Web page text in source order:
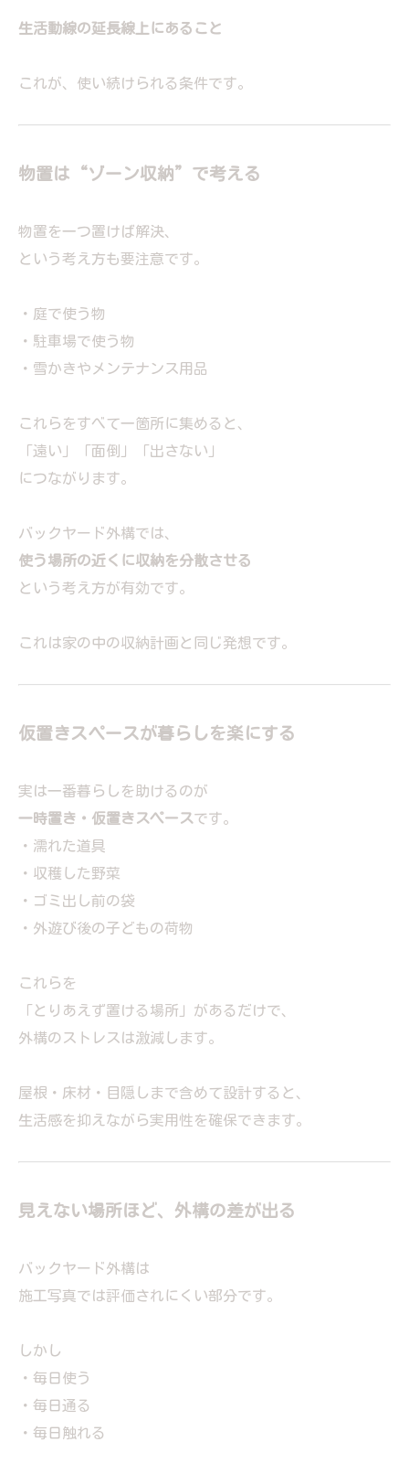
生活動線の延長線上にあること
これが、使い続けられる条件です。
物置は“ゾーン収納”で考える
物置を一つ置けば解決、
という考え方も要注意です。
・庭で使う物
・駐車場で使う物
・雪かきやメンテナンス用品
これらをすべて一箇所に集めると、
「遠い」「面倒」「出さない」
につながります。
バックヤード外構では、
使う場所の近くに収納を分散させる
という考え方が有効です。
これは家の中の収納計画と同じ発想です。
仮置きスペースが暮らしを楽にする
実は一番暮らしを助けるのが
一時置き・仮置きスペースです。
・濡れた道具
・収穫した野菜
・ゴミ出し前の袋
・外遊び後の子どもの荷物
これらを
「とりあえず置ける場所」があるだけで、
外構のストレスは激減します。
屋根・床材・目隠しまで含めて設計すると、
生活感を抑えながら実用性を確保できます。
見えない場所ほど、外構の差が出る
バックヤード外構は
施工写真では評価されにくい部分です。
しかし
・毎日使う
・毎日通る
・毎日触れる